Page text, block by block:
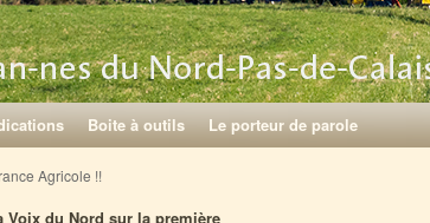
Boite à outils Le porteur de parole
Agricole !!
Voix du Nord sur la première